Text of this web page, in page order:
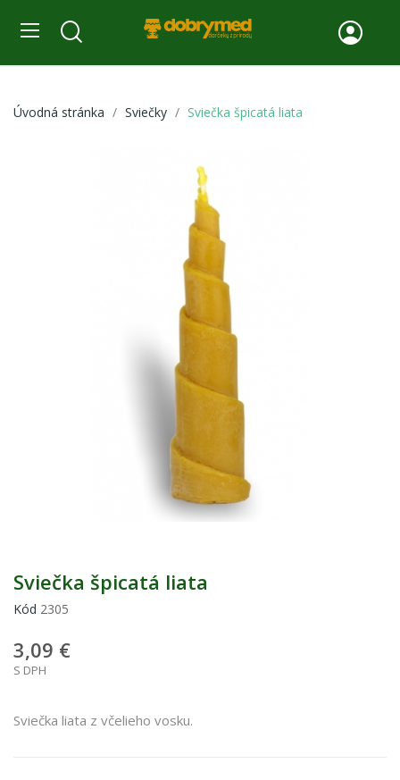
Úvodná stránka Sviečky Sviečka špicatá liata
Sviečka špicatá liata
Kód 2305
3,09 €
S DPH
Sviečka liata z včelieho vosku.